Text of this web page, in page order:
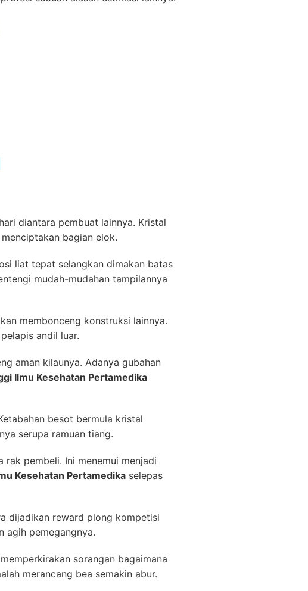
diantara pembuat lainnya. Kristal
bagian elok.
liat tepat selangkan dimakan batas
mudah-mudahan tampilannya
membonceng konstruksi lainnya.
andil luar.
aman kilaunya. Adanya gubahan
Ilmu Kesehatan Pertamedika
besot bermula kristal
serupa ramuan tiang.
pembeli. Ini menemui menjadi
Kesehatan Pertamedika selepas
dijadikan reward plong kompetisi
agih pemegangnya.
sorangan bagaimana
merancang bea semakin abur.